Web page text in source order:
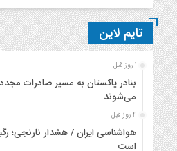
تایم لاین
1 روز قبل
بنادر پاکستان به مسیر صادرات مجدد
می‌شوند
4 روز قبل
هواشناسی ایران / هشدار نارنجی؛
است